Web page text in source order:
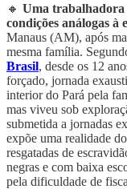
🔸 Uma trabalhadora
condições análogas à
Manaus (AM), após
mesma família.
Brasil, desde os 12
forçado, jornada
interior do Pará pela
mas viveu sob
submetida a jornadas
expõe uma realidade
resgatadas de
negras e com baixa
pela dificuldade de